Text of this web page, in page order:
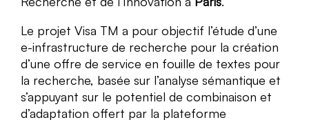
Le projet Visa TM a pour objectif l’étude d’une
e-infrastructure de recherche pour la création
d’une offre de service en fouille de textes pour
la recherche, basée sur l’analyse sémantique et
s’appuyant sur le potentiel de combinaison et
d’adaptation offert par la plateforme